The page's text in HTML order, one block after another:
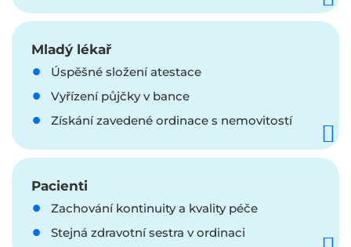
Mladý lékař
Úspěšné složení atestace
Vyřízení půjčky v bance
Získání zavedené ordinace s nemovitostí
Pacienti
Zachování kontinuity a kvality péče
Stejná zdravotní sestra v ordinaci